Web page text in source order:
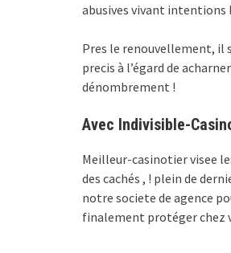
abusives vivant intentions
Pres le renouvellement, il
precis à l’égard de
dénombrement !
Avec Indivisible-
Meilleur-casinotier visee
des cachés , ! plein de
notre societe de agence
finalement protéger